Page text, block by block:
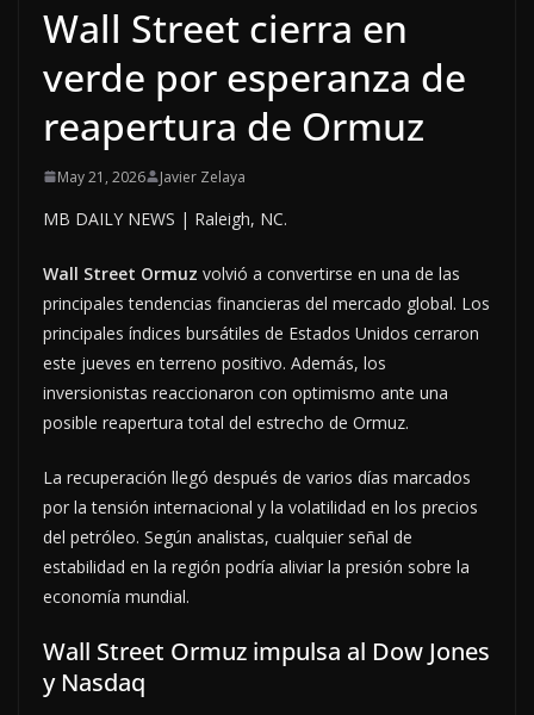
Wall Street cierra en
verde por esperanza de
reapertura de Ormuz
May 21, 2026 Javier Zelaya
MB DAILY NEWS | Raleigh, NC.
Wall Street Ormuz volvió a convertirse en una de las
principales tendencias financieras del mercado global. Los
principales índices bursátiles de Estados Unidos cerraron
este jueves en terreno positivo. Además, los
inversionistas reaccionaron con optimismo ante una
posible reapertura total del estrecho de Ormuz.
La recuperación llegó después de varios días marcados
por la tensión internacional y la volatilidad en los precios
del petróleo. Según analistas, cualquier señal de
estabilidad en la región podría aliviar la presión sobre la
economía mundial.
Wall Street Ormuz impulsa al Dow Jones
y Nasdaq